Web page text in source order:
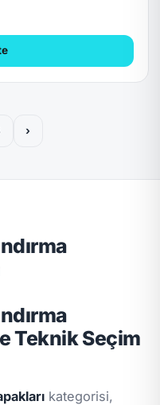
›
Teknik Seçim
kategorisi,